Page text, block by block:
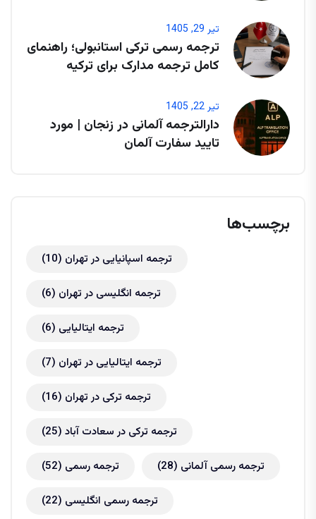
تیر 29, 1405
ترجمه رسمی ترکی استانبولی؛ راهنمای
کامل ترجمه مدارک برای ترکیه
تیر 22, 1405
دارالترجمه آلمانی در زنجان | مورد
تایید سفارت آلمان
برچسب‌ها
ترجمه اسپانیایی در تهران (10)
ترجمه انگلیسی در تهران (6)
ترجمه ایتالیایی (6)
ترجمه ایتالیایی در تهران (7)
ترجمه ترکی در تهران (16)
ترجمه ترکی در سعادت آباد (25)
ترجمه رسمی (52) ترجمه رسمی آلمانی (28)
ترجمه رسمی انگلیسی (22)